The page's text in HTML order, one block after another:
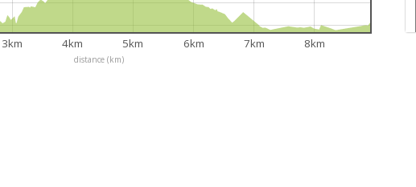
distance (km)
3km 4km 5km 6km 7km 8km